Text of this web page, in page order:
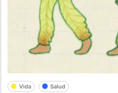
Vida Salud